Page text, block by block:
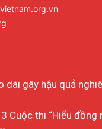
dài gây hậu quả
Cuộc thi “Hiểu đồng